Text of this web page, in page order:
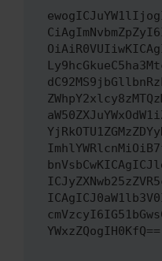
YWxzZQogIH0KfQ==